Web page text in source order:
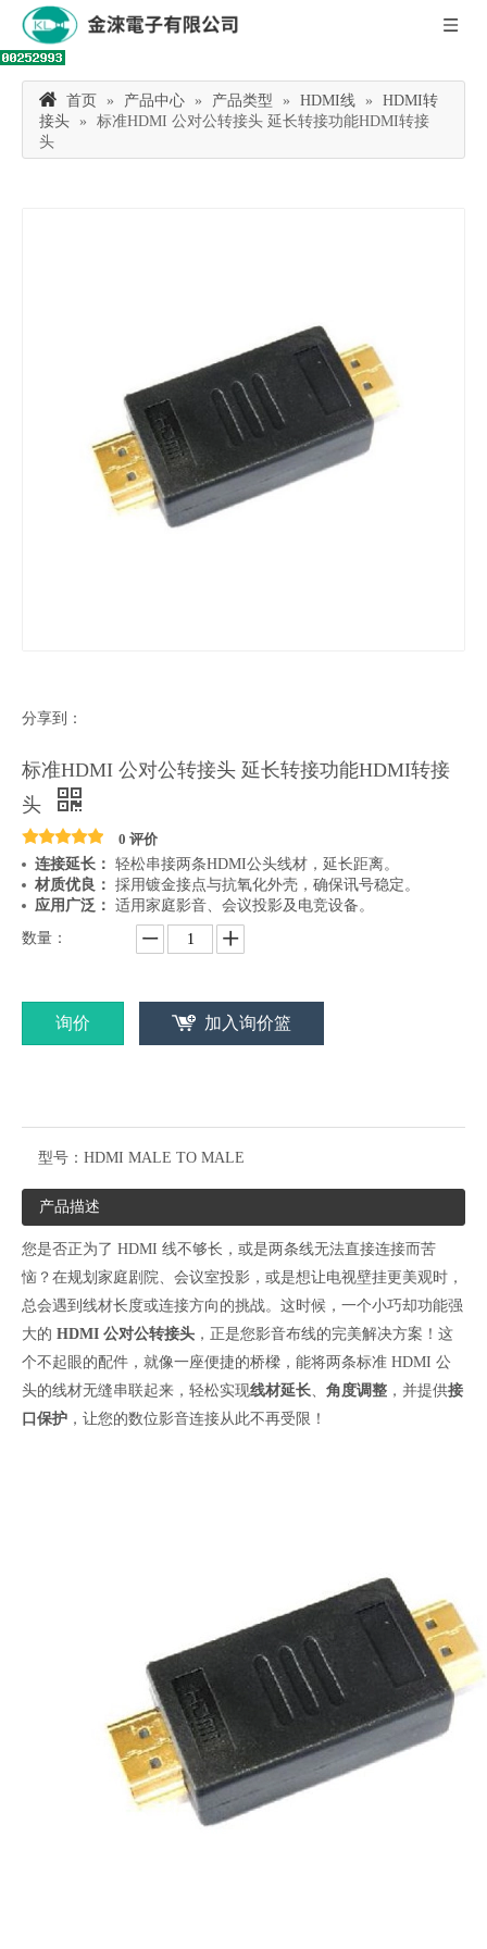
首页 » 产品中心 » 产品类型 » HDMI线 »
HDMI转
接头
»
标准HDMI 公对公转接头 延长转接功能HDMI转接
头
分享到：
标准HDMI 公对公转接头 延长转接功能HDMI转接
头
0 评价
连接延长： 轻松串接两条HDMI公头线材，延长距离。
材质优良： 採用镀金接点与抗氧化外壳，确保讯号稳定。
应用广泛： 适用家庭影音、会议投影及电竞设备。
数量：
询价 加入询价篮
型号： HDMI MALE TO MALE
产品描述
您是否正为了 HDMI 线不够长，或是两条线无法直接连接而苦
恼？在规划家庭剧院、会议室投影，或是想让电视壁挂更美观时，
总会遇到线材长度或连接方向的挑战。这时候，一个小巧却功能强
大的 HDMI 公对公转接头 ，正是您影音布线的完美解决方案！这
个不起眼的配件，就像一座便捷的桥樑，能将两条标准 HDMI 公
头的线材无缝串联起来，轻松实现线材延长、 角度调整 ，并提供接
口保护 ，让您的数位影音连接从此不再受限！